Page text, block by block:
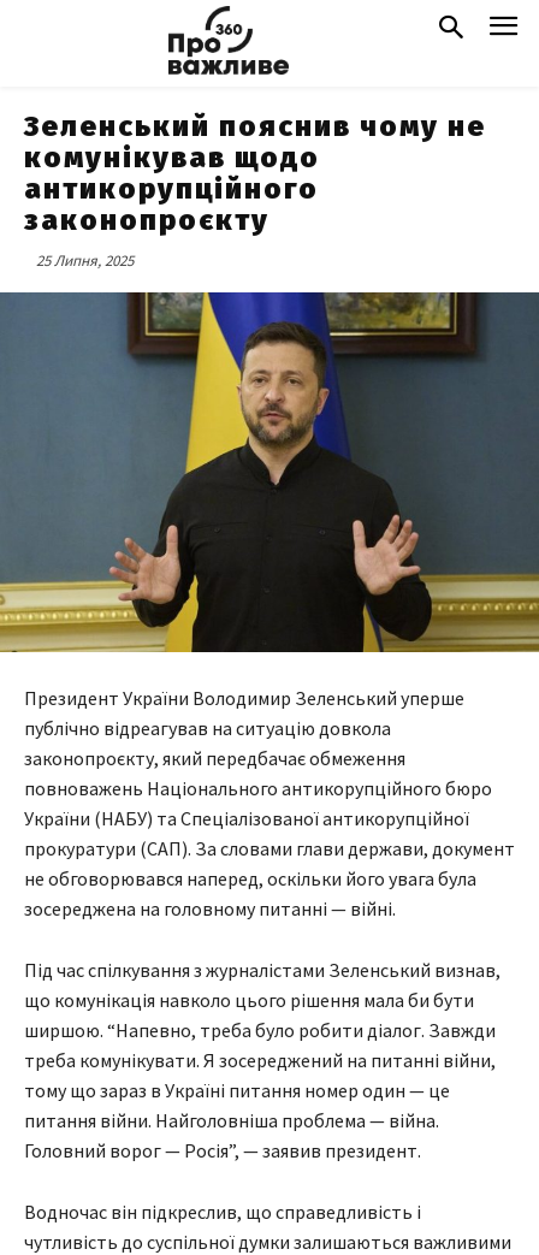
Зеленський пояснив чому не
комунікував щодо
антикорупційного
законопроєкту
25 Липня, 2025
Президент України Володимир Зеленський уперше
публічно відреагував на ситуацію довкола
законопроєкту, який передбачає обмеження
повноважень Національного антикорупційного бюро
України (НАБУ) та Спеціалізованої антикорупційної
прокуратури (САП). За словами глави держави, документ
не обговорювався наперед, оскільки його увага була
зосереджена на головному питанні — війні.
Під час спілкування з журналістами Зеленський визнав,
що комунікація навколо цього рішення мала би бути
ширшою. “Напевно, треба було робити діалог. Завжди
треба комунікувати. Я зосереджений на питанні війни,
тому що зараз в Україні питання номер один — це
питання війни. Найголовніша проблема — війна.
Головний ворог — Росія”, — заявив президент.
Водночас він підкреслив, що справедливість і
чутливість до суспільної думки залишаються важливими